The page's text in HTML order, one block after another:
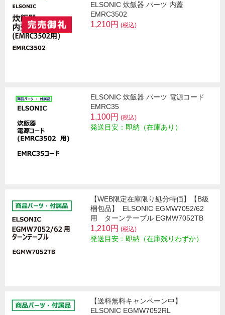
ELSONIC 炊飯器 パーツ 内蓋
EMRC3502
1,210円 (税込)
ELSONIC 炊飯器 パーツ 電源コード
EMRC35
1,100円 (税込)
発送目安：即納（在庫あり）
【WEB限定在庫限り処分特価】【B級
梱包品】
ELSONIC EGMW7052/62
用 ターンテーブル EGMW7052TB
1,210円 (税込)
発送目安：即納（在庫残りわずか）
【送料無料キャンペーン中】
ELSONIC EGMW7052RL